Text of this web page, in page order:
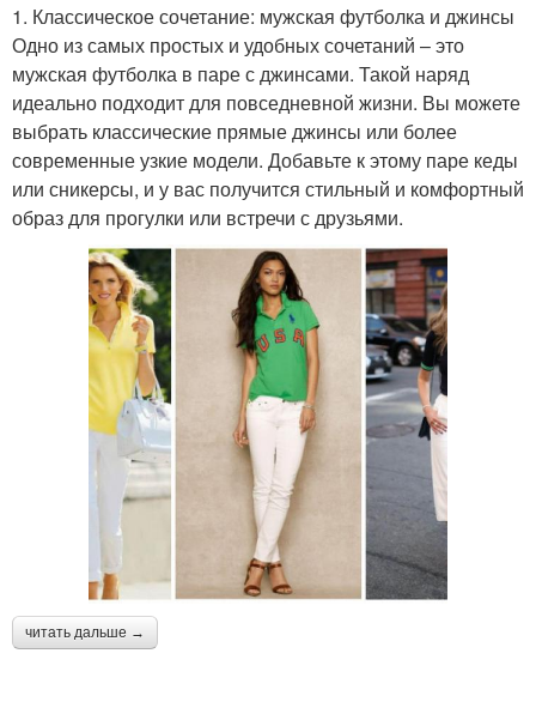
1. Классическое сочетание: мужская футболка и джинсы
Одно из самых простых и удобных сочетаний – это
мужская футболка в паре с джинсами. Такой наряд
идеально подходит для повседневной жизни. Вы можете
выбрать классические прямые джинсы или более
современные узкие модели. Добавьте к этому паре кеды
или сникерсы, и у вас получится стильный и комфортный
образ для прогулки или встречи с друзьями.
читать дальше →